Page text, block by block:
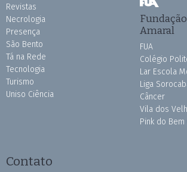
Revistas
Necrologia
Presença
São Bento
Tá na Rede
Tecnologia
Turismo
Uniso Ciência
Amaral
FUA
Colégio
Lar Escola
Liga
Câncer
Vila dos
Pink do Bem
Contato